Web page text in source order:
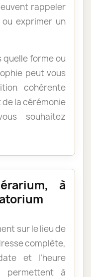
rappeler
exprimer un
quelle forme ou
peut vous
cohérente
la cérémonie
souhaitez
à
sur le lieu de
complète,
et l’heure
permettent à